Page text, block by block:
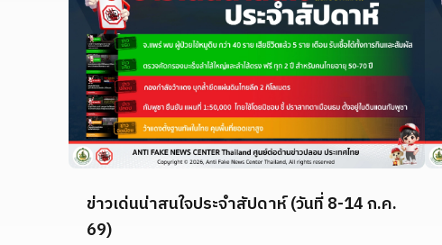
ข่าวเด่นน่าสนใจประจำสัปดาห์ (วันที่ 8-14 ก.ค.
69)